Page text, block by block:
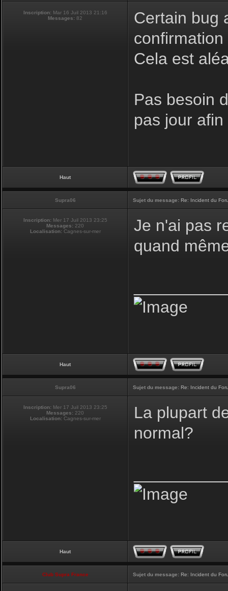
Inscription: Mar 16 Juil 2013 21:16
Messages: 82
Certain bug
Cela est
Pas besoin
pas jour
Haut
Supra06 Sujet du message: Re: Incident du
Inscription: Mer 17 Juil 2013 23:25
Messages: 220
Localisation:Cagnes-sur-mer
Je n'ai pas
quand
Haut
Supra06 Sujet du message: Re: Incident du
Inscription: Mer 17 Juil 2013 23:25
Messages: 220
Localisation:Cagnes-sur-mer
La plupart
normal?
Haut
Club Supra France Sujet du message: Re: Incident du